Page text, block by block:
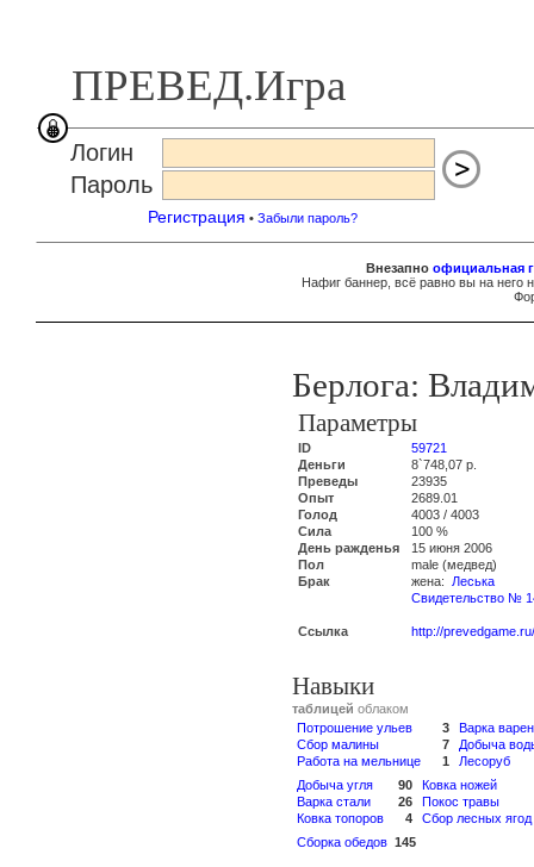
ПРЕВЕД.Игра
Логин
Пароль
Регистрация • Забыли пароль?
Внезапно официальная
Нафиг баннер, всё равно вы на
Берлога:
Параметры
ID
59721
Деньги
8`748,07 р.
Преведы
23935
Опыт
2689.01
Голод
4003 / 4003
Сила
100 %
День ражденья
15 июня 2006
Пол
male (медвед)
Брак
жена: Леська
Свидетельство №
Ссылка http://
Навыки
таблицей облаком
Потрошение ульев
3
Сбор малины
7
Работа на мельнице
1
Варка
Добыча
Лесоруб
Добыча угля
90
Варка стали
26
Ковка топоров
4
Ковка ножей
Покос травы
Сбор лесных ягод
Сборка обедов 145